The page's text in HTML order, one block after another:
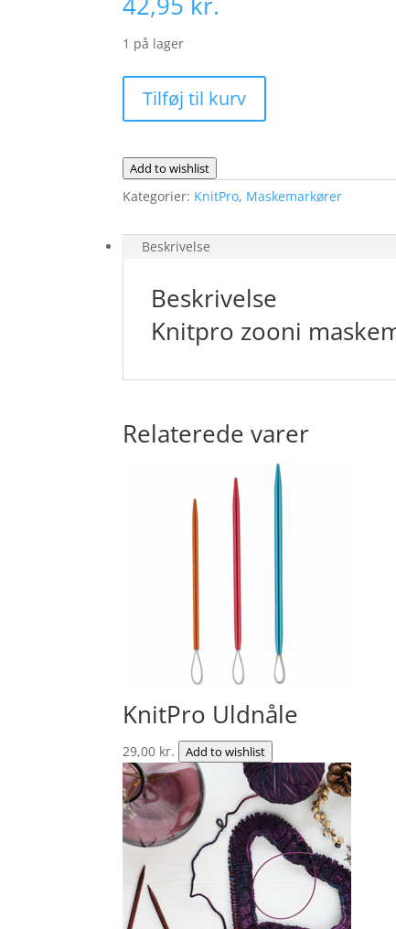
1 på lager
zooni
maskemarkør
(7)
antal
Tilføj til kurv
Add to wishlist
Kategorier: KnitPro, Maskemarkører
Beskrivelse
Beskrivelse
Knitpro zooni
Relaterede varer
KnitPro Uldnåle
29,00 kr. Add to wishlist